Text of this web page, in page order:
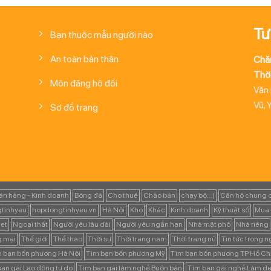
Bạn thuộc mẫu người nào
An toàn bản thân
Môn đăng hộ đối
Sơ đồ trang
Vũ,
hàng - Kinh doanh Bóng đá Cho thuê Chào bán chạy bộ...)
Căn hộ chung
hopdongtinhyeu.vn Hà Nội Kho Khác Kinh doanh Kỹ thuật số
Mua
Ngoại thất Người yêu lâu dài Người yêu ngắn hạn Nhà mặt phố
Nhà riêng
mại
Thế giới Thể thao Thời sự Thời trang nam Thời trang nữ
Tin tức trong
bạn bốn phương Hà Nội
Tìm bạn bốn phương Mỹ
Tìm bạn bốn phương TP Hồ
gái Lao động tự do
Tìm bạn gái làm nghề Buôn bán Tìm bạn gái nghề Làm